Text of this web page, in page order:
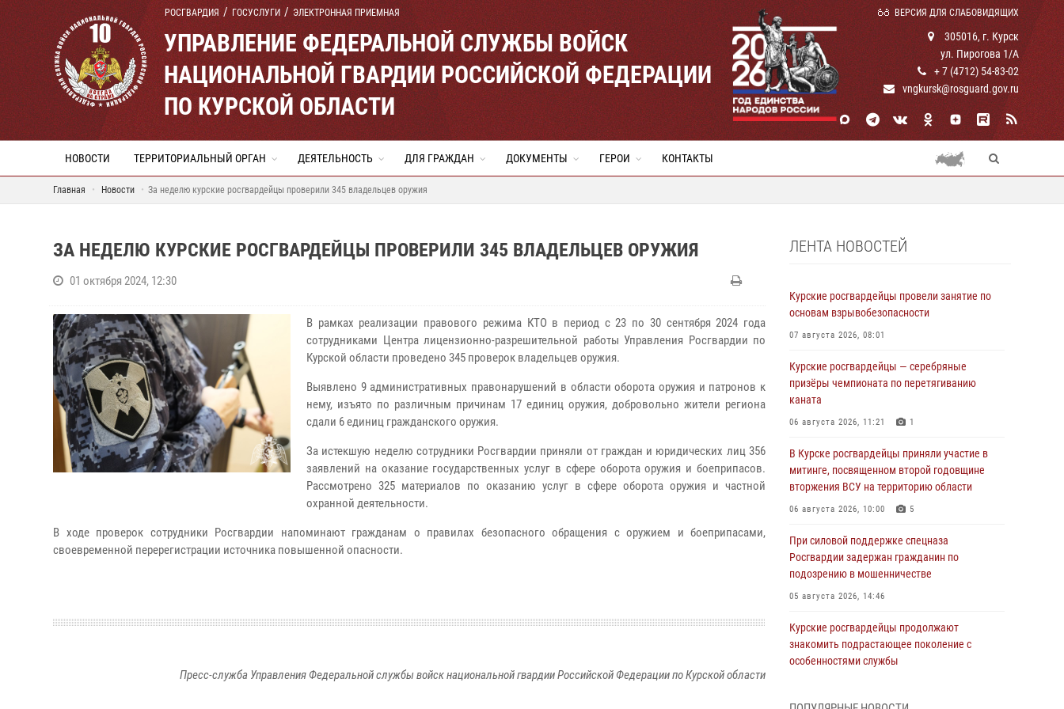
РОСГВАРДИЯ ГОСУСЛУГИ ЭЛЕКТРОННАЯ ПРИЕМНАЯ ВЕРСИЯ ДЛЯ СЛАБОВИДЯЩИХ
УПРАВЛЕНИЕ ФЕДЕРАЛЬНОЙ СЛУЖБЫ ВОЙСК
НАЦИОНАЛЬНОЙ ГВАРДИИ РОССИЙСКОЙ ФЕДЕРАЦИИ
ПО КУРСКОЙ ОБЛАСТИ
305016, г. Курск
ул. Пирогова 1/А
+ 7 (4712) 54-83-02
vngkursk@rosguard.gov.ru
НОВОСТИ ТЕРРИТОРИАЛЬНЫЙ ОРГАН ДЕЯТЕЛЬНОСТЬ ДЛЯ ГРАЖДАН ДОКУМЕНТЫ ГЕРОИ КОНТАКТЫ
Главная Новости За неделю курские росгвардейцы проверили 345 владельцев оружия
ЗА НЕДЕЛЮ КУРСКИЕ РОСГВАРДЕЙЦЫ ПРОВЕРИЛИ 345 ВЛАДЕЛЬЦЕВ ОРУЖИЯ
01 октября 2024, 12:30
В рамках реализации правового режима КТО в период с 23 по 30 сентября 2024 года
сотрудниками Центра лицензионно-разрешительной работы Управления Росгвардии по
Курской области проведено 345 проверок владельцев оружия.
Выявлено 9 административных правонарушений в области оборота оружия и патронов к
нему, изъято по различным причинам 17 единиц оружия, добровольно жители региона
сдали 6 единиц гражданского оружия.
За истекшую неделю сотрудники Росгвардии приняли от граждан и юридических лиц 356
заявлений на оказание государственных услуг в сфере оборота оружия и боеприпасов.
Рассмотрено 325 материалов по оказанию услуг в сфере оборота оружия и частной
охранной деятельности.
В ходе проверок сотрудники Росгвардии напоминают гражданам о правилах безопасного обращения с оружием и боеприпасами,
своевременной перерегистрации источника повышенной опасности.
Пресс-служба Управления Федеральной службы войск национальной гвардии Российской Федерации по Курской области
ЛЕНТА НОВОСТЕЙ
Курские росгвардейцы провели занятие по
основам взрывобезопасности
07 августа 2026, 08:01
Курские росгвардейцы — серебряные
призёры чемпионата по перетягиванию
каната
06 августа 2026, 11:21 1
В Курске росгвардейцы приняли участие в
митинге, посвященном второй годовщине
вторжения ВСУ на территорию области
06 августа 2026, 10:00 5
При силовой поддержке спецназа
Росгвардии задержан гражданин по
подозрению в мошенничестве
05 августа 2026, 14:46
Курские росгвардейцы продолжают
знакомить подрастающее поколение с
особенностями службы